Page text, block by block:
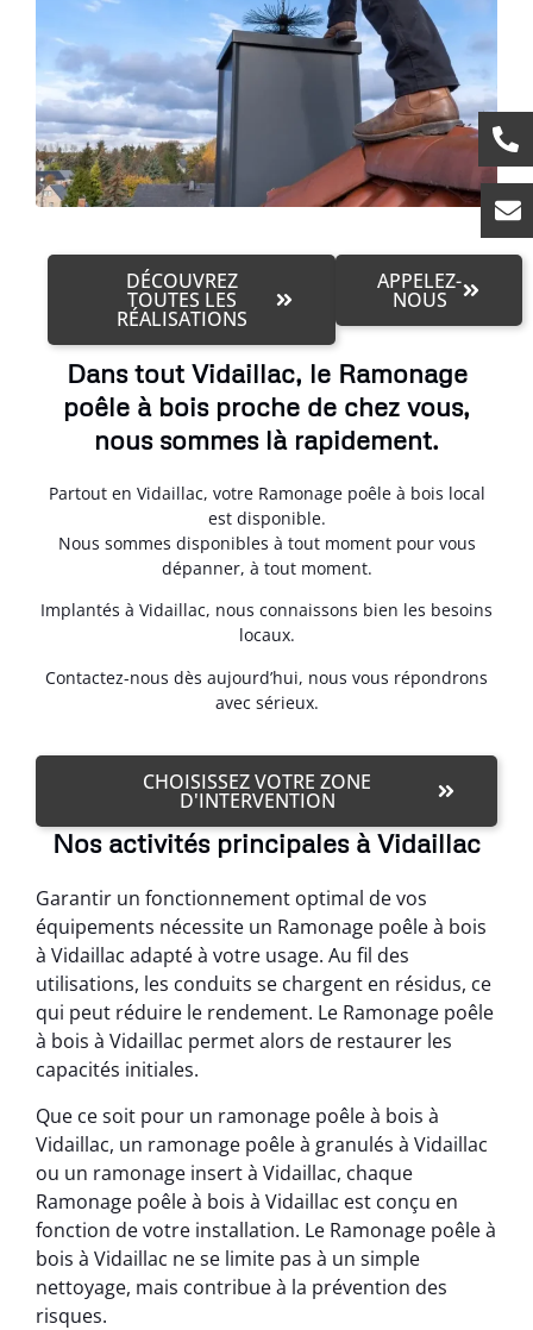
DÉCOUVREZ
TOUTES LES
RÉALISATIONS
APPELEZ-
NOUS
Dans tout Vidaillac, le Ramonage
poêle à bois proche de chez vous,
nous sommes là rapidement.
Partout en Vidaillac, votre Ramonage poêle à bois local
est disponible.
Nous sommes disponibles à tout moment pour vous
dépanner, à tout moment.
Implantés à Vidaillac, nous connaissons bien les besoins
locaux.
Contactez-nous dès aujourd’hui, nous vous répondrons
avec sérieux.
CHOISISSEZ VOTRE ZONE
D'INTERVENTION
Nos activités principales à Vidaillac
Garantir un fonctionnement optimal de vos
équipements nécessite un Ramonage poêle à bois
à Vidaillac adapté à votre usage. Au fil des
utilisations, les conduits se chargent en résidus, ce
qui peut réduire le rendement. Le Ramonage poêle
à bois à Vidaillac permet alors de restaurer les
capacités initiales.
Que ce soit pour un ramonage poêle à bois à
Vidaillac, un ramonage poêle à granulés à Vidaillac
ou un ramonage insert à Vidaillac, chaque
Ramonage poêle à bois à Vidaillac est conçu en
fonction de votre installation. Le Ramonage poêle à
bois à Vidaillac ne se limite pas à un simple
nettoyage, mais contribue à la prévention des
risques.